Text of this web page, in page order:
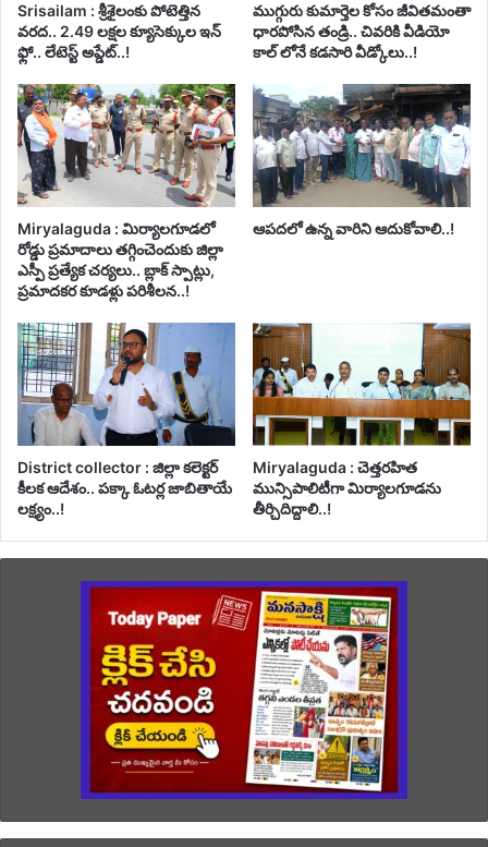
Srisailam : శ్రీశైలంకు పోటెత్తిన
వరద.. 2.49 లక్షల క్యూసెక్కుల ఇన్
ఫ్లో.. లేటెస్ట్ అప్డేట్..!
ముగ్గురు కుమార్తెల కోసం జీవితమంతా
ధారపోసిన తండ్రి.. చివరికి వీడియో
కాల్ లోనే కడసారి వీడ్కోలు..!
Miryalaguda : మిర్యాలగూడలో
రోడ్డు ప్రమాదాలు తగ్గించెందుకు జిల్లా
ఎస్పీ ప్రత్యేక చర్యలు.. బ్లాక్ స్పాట్లు,
ప్రమాదకర కూడళ్లు పరిశీలన..!
ఆపదలో ఉన్న వారిని ఆదుకోవాలి..!
District collector : జిల్లా కలెక్టర్
కీలక ఆదేశం.. పక్కా ఓటర్ల జాబితాయే
లక్ష్యం..!
Miryalaguda : చెత్తరహిత
మున్సిపాలిటీగా మిర్యాలగూడను
తీర్చిదిద్దాలి..!